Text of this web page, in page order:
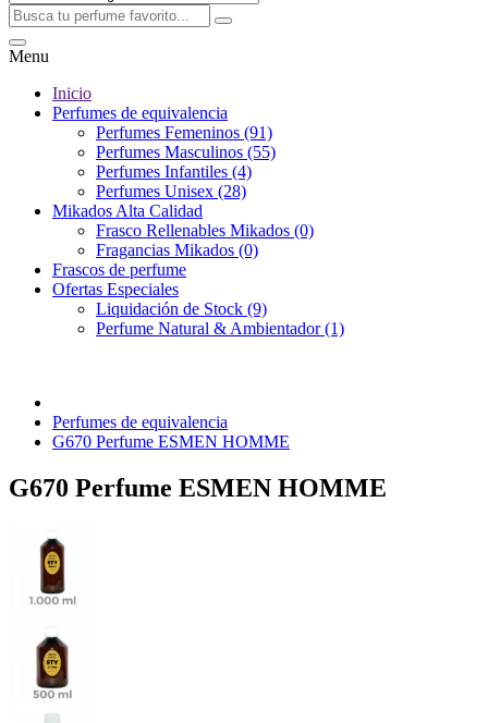
Menu
Inicio
Perfumes de equivalencia
Perfumes Femeninos (91)
Perfumes Masculinos (55)
Perfumes Infantiles (4)
Perfumes Unisex (28)
Mikados Alta Calidad
Frasco Rellenables Mikados (0)
Fragancias Mikados (0)
Frascos de perfume
Ofertas Especiales
Liquidación de Stock (9)
Perfume Natural & Ambientador (1)
Perfumes de equivalencia
G670 Perfume ESMEN HOMME
G670 Perfume ESMEN HOMME